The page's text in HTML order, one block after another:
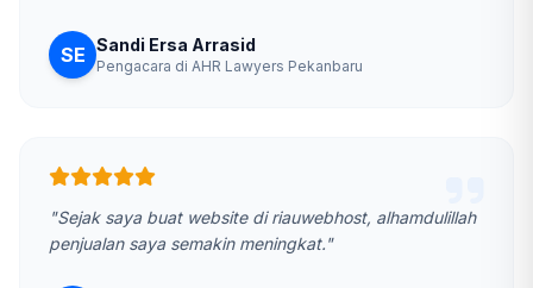
SE Sandi Ersa Arrasid
Pengacara di AHR Lawyers Pekanbaru
"Sejak saya buat website di riauwebhost, alhamdulillah
penjualan saya semakin meningkat."